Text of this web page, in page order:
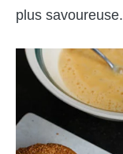
plus savoureuse.